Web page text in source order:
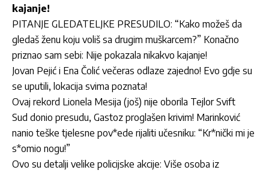
kajanje!
PITANJE GLEDATELJKE PRESUDILO: “Kako možeš da
gledaš ženu koju voliš sa drugim muškarcem?” Konačno
priznao sam sebi: Nije pokazala nikakvo kajanje!
Jovan Pejić i Ena Čolić večeras odlaze zajedno! Evo gdje su
se uputili, lokacija svima poznata!
Ovaj rekord Lionela Mesija (još) nije oborila Tejlor Svift
Sud donio presudu, Gastoz proglašen krivim! Marinković
nanio teške tjelesne pov*ede rijaliti učesniku: “Kr*nički mi je
s*omio nogu!”
Ovo su detalji velike policijske akcije: Više osoba iz